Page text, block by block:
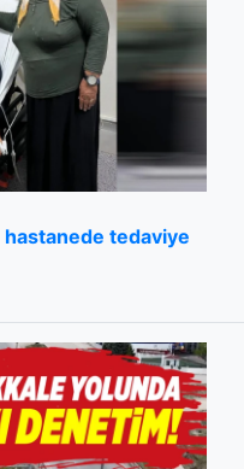
hastanede tedaviye